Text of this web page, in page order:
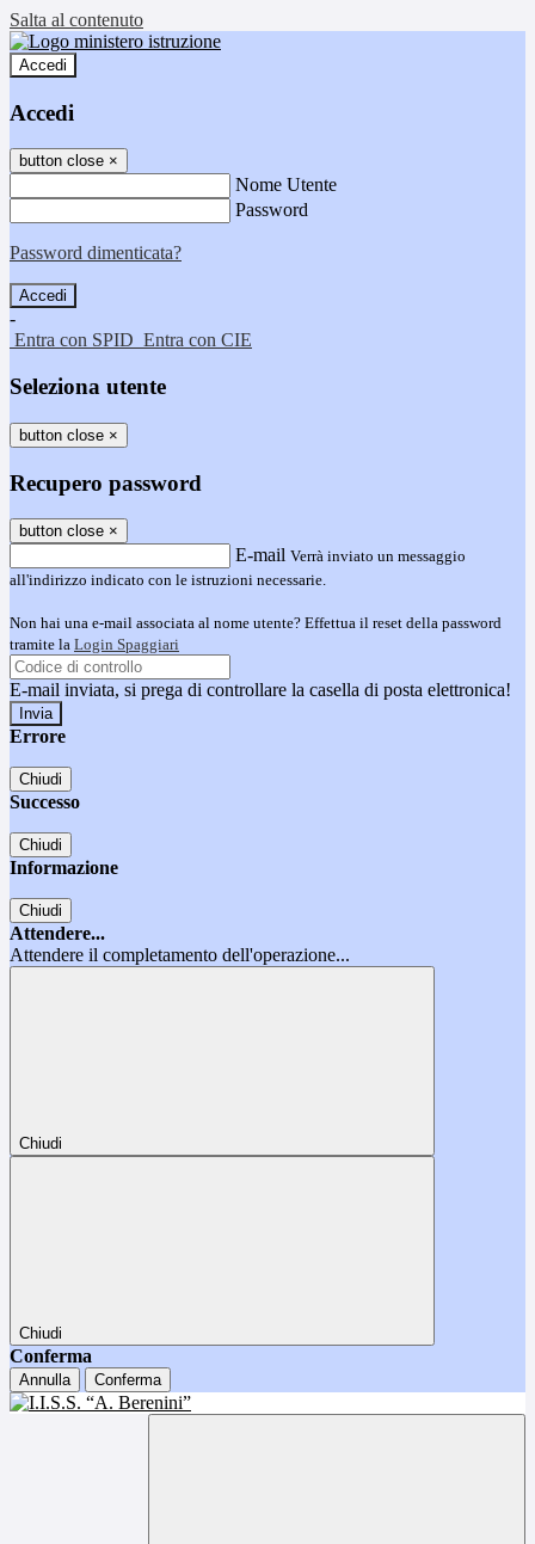
Salta al contenuto
Accedi
Accedi
button close ×
Nome Utente
Password
Password dimenticata?
-
Entra con SPID Entra con CIE
Seleziona utente
button close ×
Recupero password
button close ×
E-mail Verrà inviato un messaggio
all'indirizzo indicato con le istruzioni necessarie.
Non hai una e-mail associata al nome utente? Effettua il reset della password
tramite la Login Spaggiari
E-mail inviata, si prega di controllare la casella di posta elettronica!
Errore
Chiudi
Successo
Chiudi
Informazione
Chiudi
Attendere...
Attendere il completamento dell'operazione...
Chiudi
Chiudi
Conferma
Annulla Conferma